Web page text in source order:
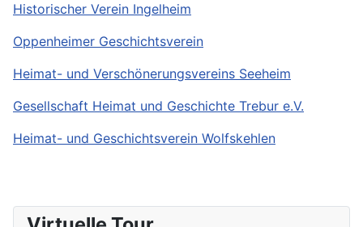
Historischer Verein Ingelheim
Oppenheimer Geschichtsverein
Heimat- und Verschönerungsvereins Seeheim
Gesellschaft Heimat und Geschichte Trebur e.V.
Heimat- und Geschichtsverein Wolfskehlen